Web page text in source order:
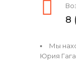
8
Мы
Юрия